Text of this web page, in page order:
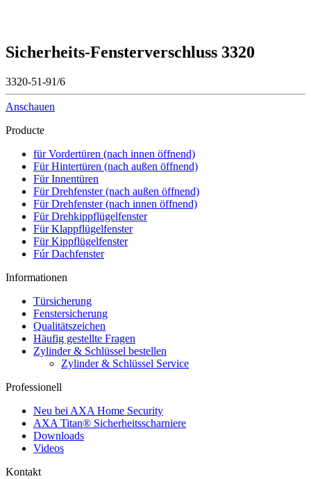
Sicherheits-Fensterverschluss 3320
3320-51-91/6
Anschauen
Producte
für Vordertüren (nach innen öffnend)
Für Hintertüren (nach außen öffnend)
Für Innentüren
Für Drehfenster (nach außen öffnend)
Für Drehfenster (nach innen öffnend)
Für Drehkippflügelfenster
Für Klappflügelfenster
Für Kippflügelfenster
Fúr Dachfenster
Informationen
Türsicherung
Fenstersicherung
Qualitätszeichen
Häufig gestellte Fragen
Zylinder & Schlüssel bestellen
Zylinder & Schlüssel Service
Professionell
Neu bei AXA Home Security
AXA Titan® Sicherheitsscharniere
Downloads
Videos
Kontakt